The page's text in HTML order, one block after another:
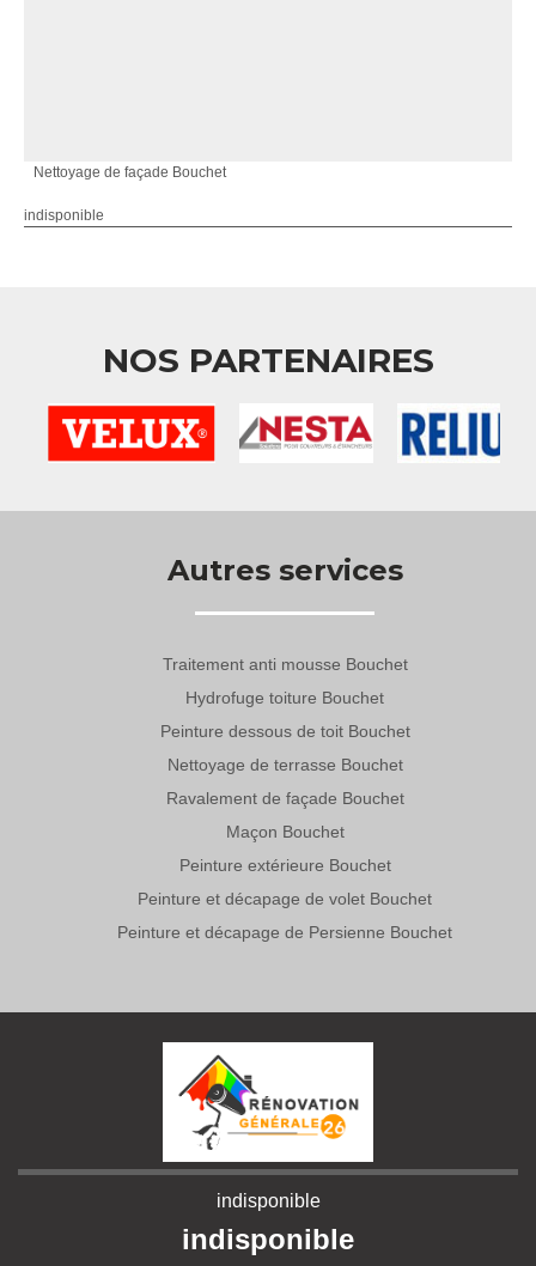
Nettoyage de façade Bouchet
indisponible
NOS PARTENAIRES
Autres services
Traitement anti mousse Bouchet
Hydrofuge toiture Bouchet
Peinture dessous de toit Bouchet
Nettoyage de terrasse Bouchet
Ravalement de façade Bouchet
Maçon Bouchet
Peinture extérieure Bouchet
Peinture et décapage de volet Bouchet
Peinture et décapage de Persienne Bouchet
indisponible
indisponible